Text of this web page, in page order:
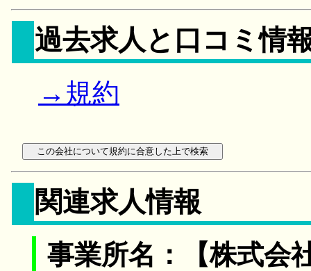
過去求人と口コミ情
→規約
関連求人情報
事業所名：【株式会